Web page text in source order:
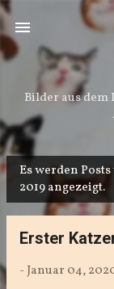
Bilder aus dem
o
Es werden
2019 angezeigt.
Erster
-Januar 04,